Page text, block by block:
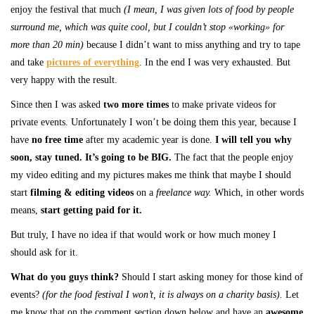
enjoy the festival that much (I mean, I was given lots of food by people
surround me, which was quite cool, but I couldn’t stop «working» for
more than 20 min) because I didn’t want to miss anything and try to tape
and take pictures of everything . In the end I was very exhausted. But
very happy with the result.
Since then I was asked two more times to make private videos for
private events. Unfortunately I won’t be doing them this year, because I
have no free time after my academic year is done. I will tell you why
soon, stay tuned. It’s going to be BIG. The fact that the people enjoy
my video editing and my pictures makes me think that maybe I should
start filming & editing videos on a freelance way. Which, in other words
means, start getting paid for it.
But truly, I have no idea if that would work or how much money I
should ask for it.
What do you guys think? Should I start asking money for those kind of
events? (for the food festival I won’t, it is always on a charity basis). Let